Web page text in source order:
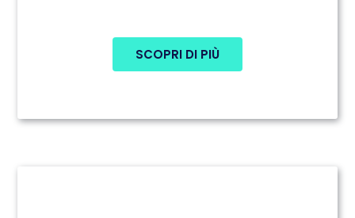
SCOPRI DI PIÙ